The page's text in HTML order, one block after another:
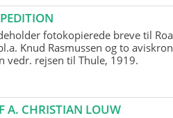
fotokopierede breve til
Knud Rasmussen og to
vedr. rejsen til Thule, 1919.
A. CHRISTIAN LOUW